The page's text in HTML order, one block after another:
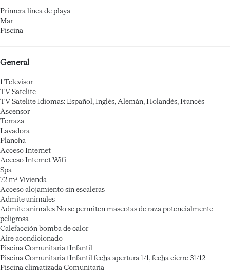
Primera línea de playa
Mar
Piscina
General
1 Televisor
TV Satelite
TV Satelite Idiomas: Español, Inglés, Alemán, Holandés, Francés
Ascensor
Terraza
Lavadora
Plancha
Acceso Internet
Acceso Internet Wifi
Spa
72 m² Vivienda
Acceso alojamiento sin escaleras
Admite animales
Admite animales No se permiten mascotas de raza potencialmente
peligrosa
Calefacción bomba de calor
Aire acondicionado
Piscina Comunitaria+Infantil
Piscina Comunitaria+Infantil fecha apertura 1/1, fecha cierre 31/12
Piscina climatizada Comunitaria